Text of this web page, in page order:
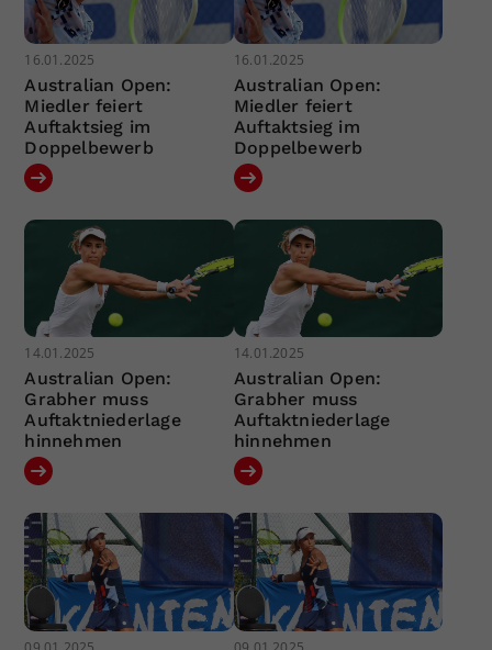
16.01.2025
Australian Open:
Miedler feiert
Auftaktsieg im
Doppelbewerb
16.01.2025
Australian Open:
Miedler feiert
Auftaktsieg im
Doppelbewerb
14.01.2025
Australian Open:
Grabher muss
Auftaktniederlage
hinnehmen
14.01.2025
Australian Open:
Grabher muss
Auftaktniederlage
hinnehmen